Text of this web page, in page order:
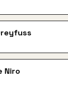
Niro